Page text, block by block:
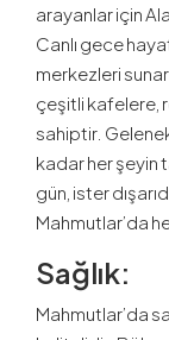
arayanlar için
Canlı gece
merkezleri
çeşitli kafelere,
sahiptir.
kadar her şeyin
gün, ister
Mahmutlar’da
Sağlık:
Mahmutlar’da